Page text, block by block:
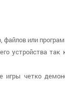
файлов или
устройства так
игры четко